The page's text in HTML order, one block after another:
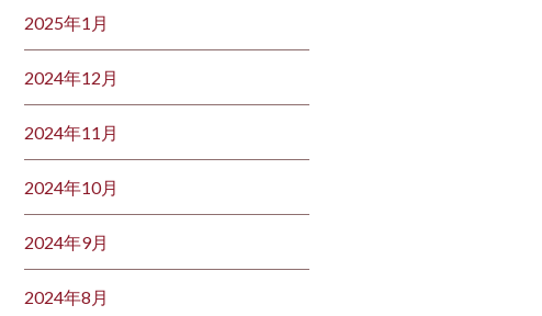
2025年1月
2024年12月
2024年11月
2024年10月
2024年9月
2024年8月